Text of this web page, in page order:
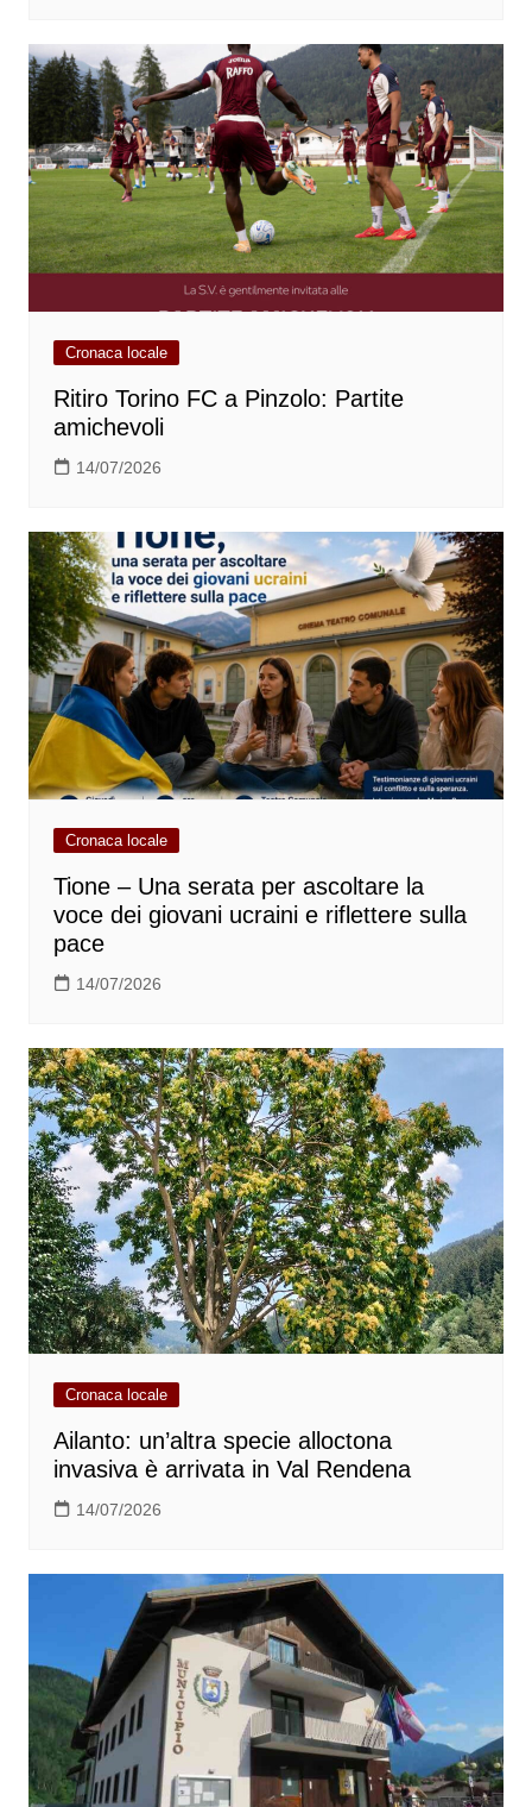
Cronaca locale
Ritiro Torino FC a Pinzolo: Partite
amichevoli
14/07/2026
Cronaca locale
Tione – Una serata per ascoltare la
voce dei giovani ucraini e riflettere sulla
pace
14/07/2026
Cronaca locale
Ailanto: un’altra specie alloctona
invasiva è arrivata in Val Rendena
14/07/2026